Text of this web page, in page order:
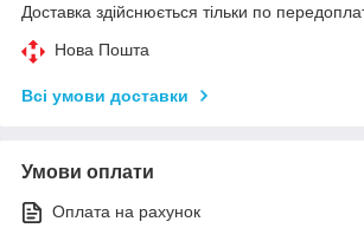
Доставка здійснюється тільки по
Нова Пошта
Всі умови доставки
Умови оплати
Оплата на рахунок